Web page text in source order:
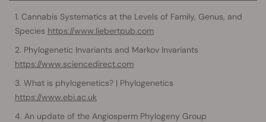
Cannabis Systematics at the Levels of Family, Genus, and
Species https://www.liebertpub.com
Phylogenetic Invariants and Markov Invariants
https://www.sciencedirect.com
What is phylogenetics? | Phylogenetics
https://www.ebi.ac.uk
An update of the Angiosperm Phylogeny Group